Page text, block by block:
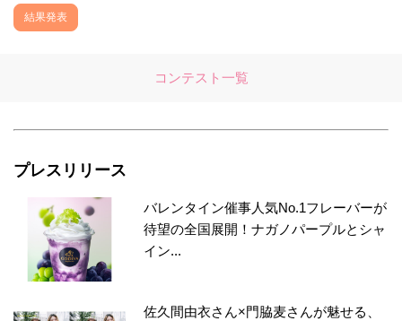
結果発表
コンテスト一覧
プレスリリース
バレンタイン催事人気No.1フレーバーが
待望の全国展開！ナガノパープルとシャ
イン...
佐久間由衣さん×門脇麦さんが魅せる、